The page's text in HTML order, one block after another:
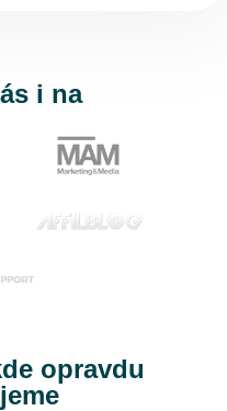
i na
opravdu